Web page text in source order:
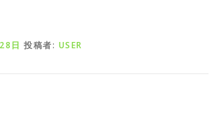
日 投稿者: USER